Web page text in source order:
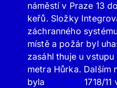
náměstí v Praze 13
keřů. Složky
záchranného
místě a požár byl
zasáhl thuje u
metra Hůrka. Dalším
byla Kolínská 1718/